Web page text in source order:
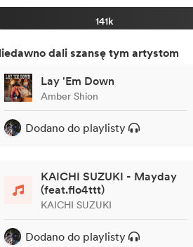
141k
dali szansę tym artystom
Lay 'Em Down
Amber Shion
Dodano do playlisty
KAICHI SUZUKI - Mayday
(feat.flo4ttt)
KAICHI SUZUKI
Dodano do playlisty